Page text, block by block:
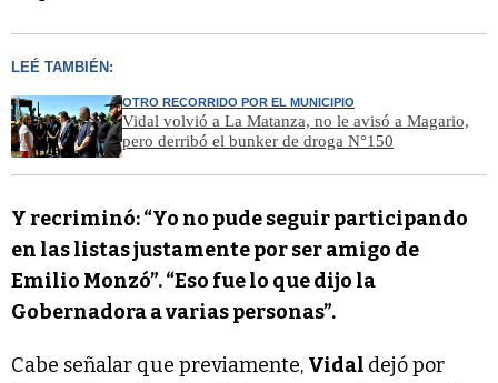
LEÉ TAMBIÉN:
OTRO RECORRIDO POR EL MUNICIPIO
Vidal volvió a La Matanza, no le avisó a Magario,
pero derribó el bunker de droga N°150
Y recriminó: “Yo no pude seguir participando
en las listas justamente por ser amigo de
Emilio Monzó”. “Eso fue lo que dijo la
Gobernadora a varias personas”.
Cabe señalar que previamente, Vidal dejó por